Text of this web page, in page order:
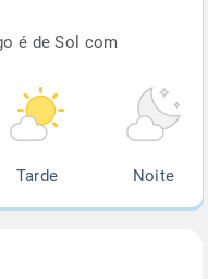
é de Sol com
Tarde Noite